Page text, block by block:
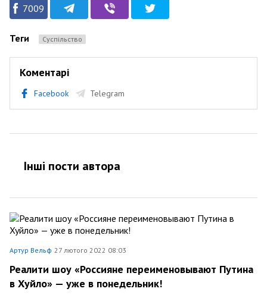
7009
Теги Суспільство
Коментарі
Facebook Telegram
Інші пости автора
Артур Вельф 27 лютого 2022 08:03
Реалити шоу «Россияне переименовывают Путина
в Хуйло» — уже в понедельник!